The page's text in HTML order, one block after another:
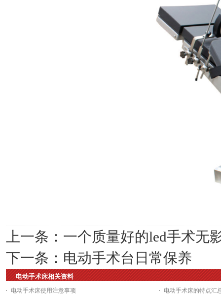
上一条： 一个质量好的led手术无
下一条： 电动手术台日常保养
电动手术床相关资料
电动手术床使用注意事项
电动手术床的特点汇